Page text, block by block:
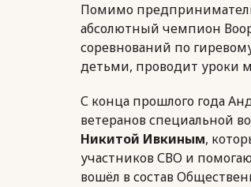
Помимо
абсолютный чемпион
соревнований по
детьми, проводит уроки
С конца прошлого года
ветеранов специальной
Никитой Ивкиным,
участников СВО и
вошёл в состав